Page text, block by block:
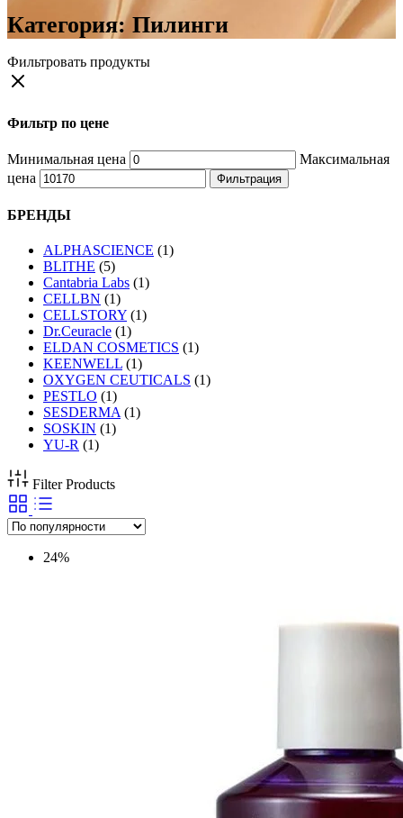
Категория:Пилинги
Фильтровать продукты
Фильтр по цене
Минимальная цена
Максимальная
цена
Фильтрация
БРЕНДЫ
ALPHASCIENCE (1)
BLITHE (5)
Cantabria Labs (1)
CELLBN (1)
CELLSTORY (1)
Dr.Ceuracle (1)
ELDAN COSMETICS (1)
KEENWELL (1)
OXYGEN CEUTICALS (1)
PESTLO (1)
SESDERMA (1)
SOSKIN (1)
YU-R (1)
Filter Products
24%